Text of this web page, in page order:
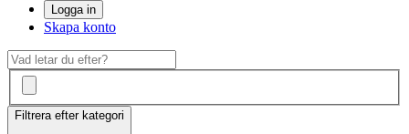
Logga in
Skapa konto
Filtrera efter kategori